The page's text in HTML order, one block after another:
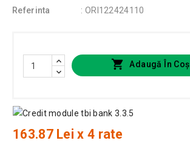
Referinta
: ORI122424110
 Adaugă În Coș
163.87 Lei x 4 rate